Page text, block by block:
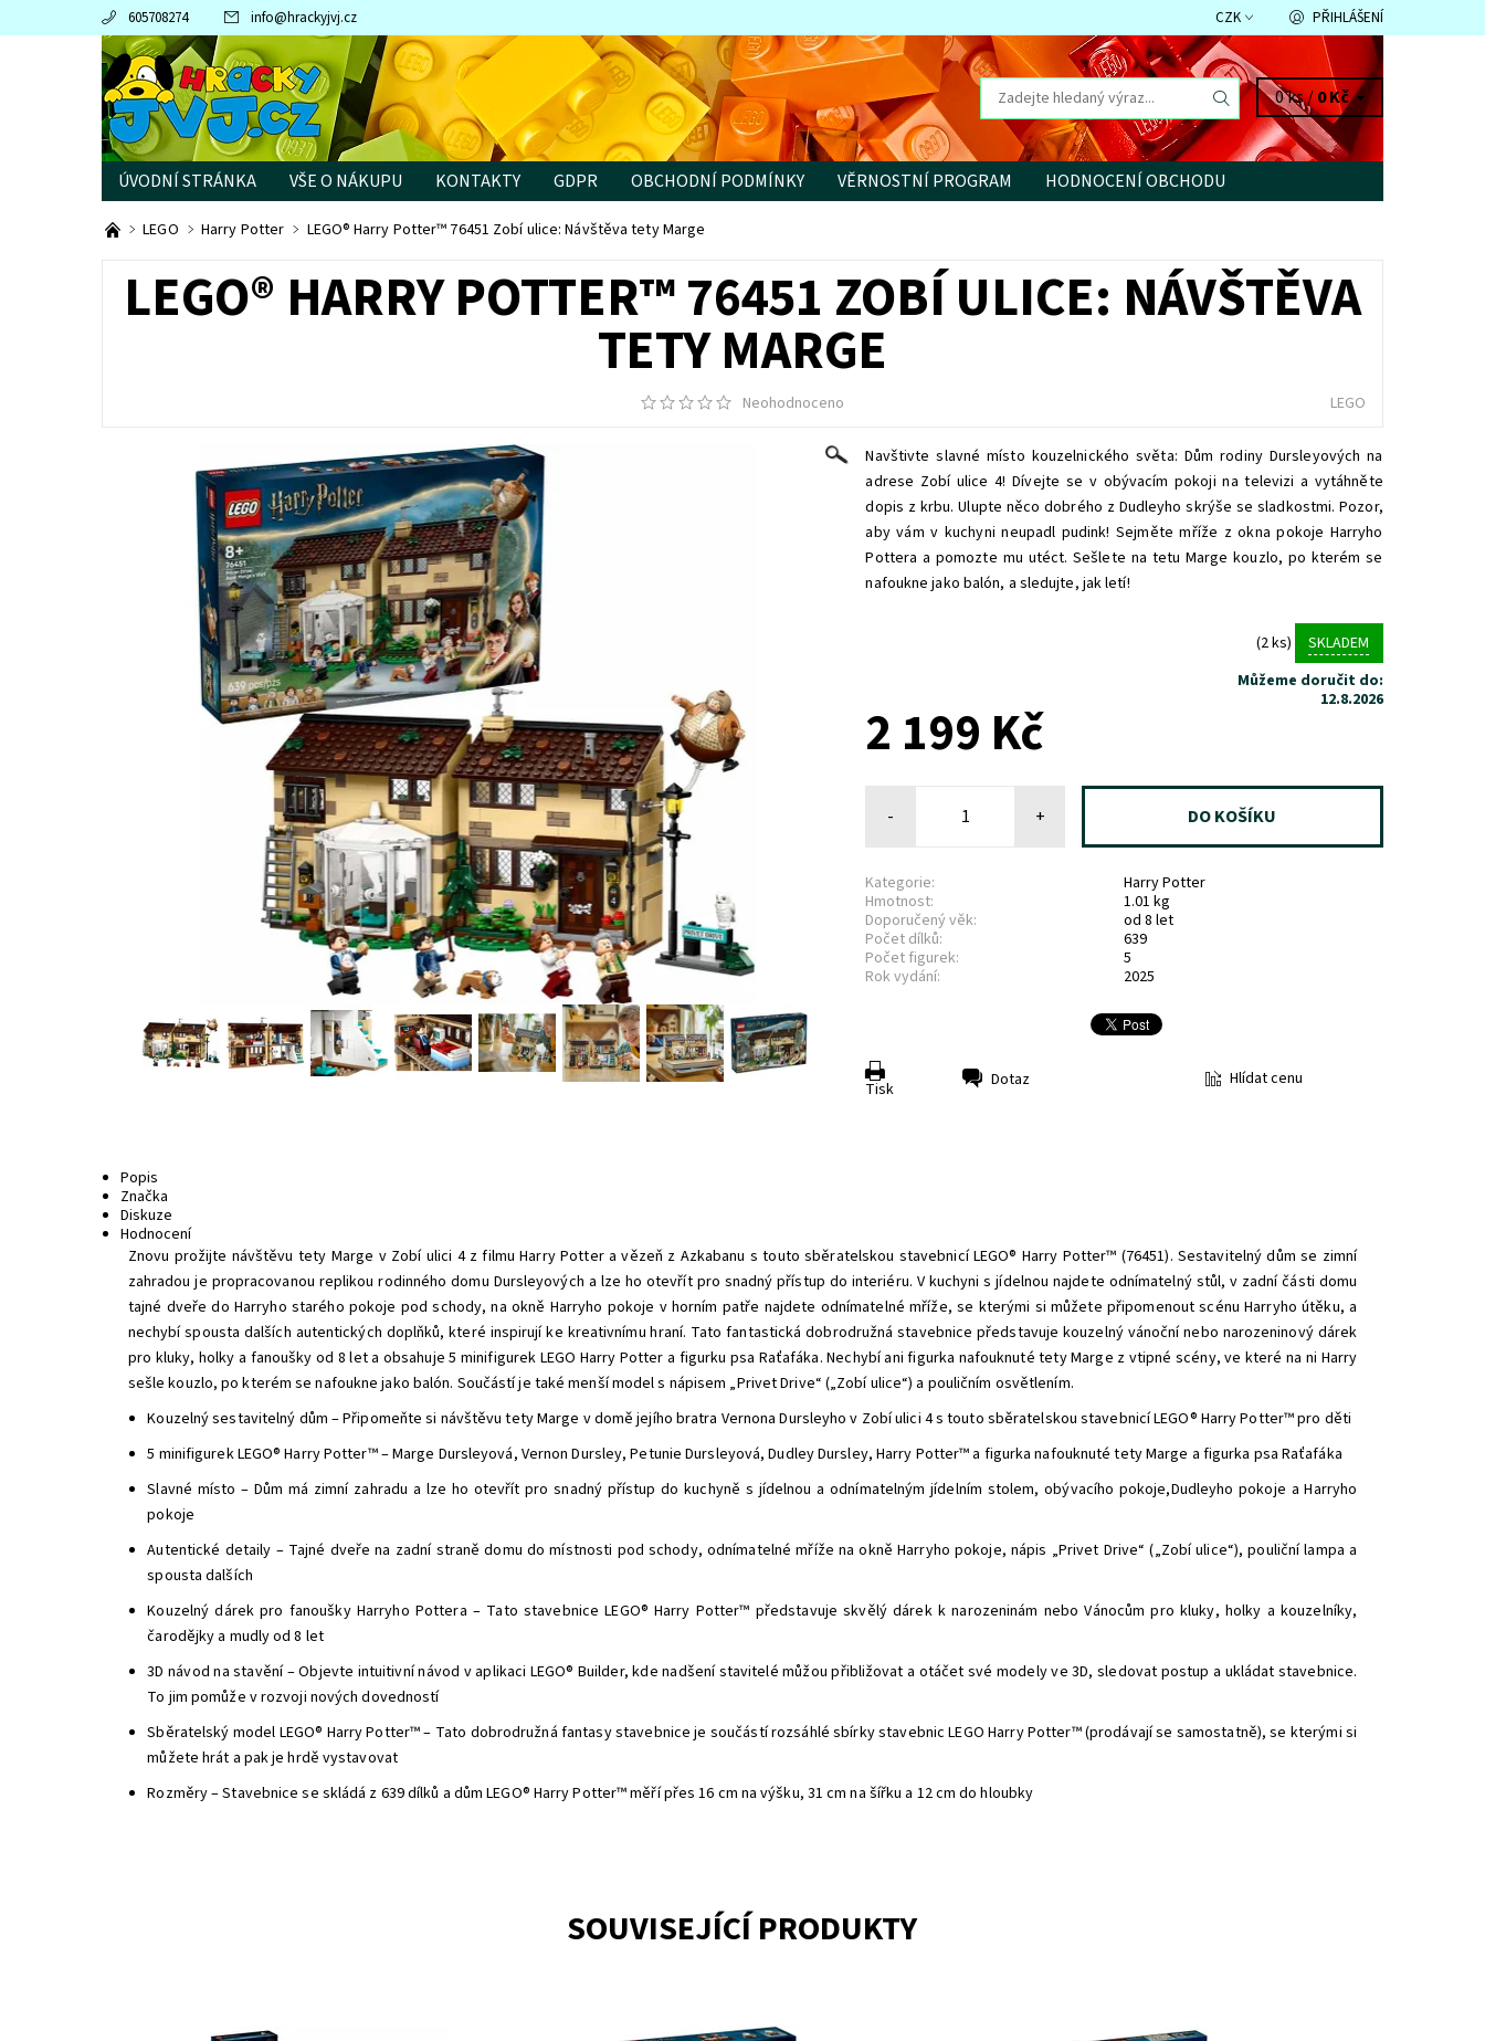
605708274 info@hrackyjvj.cz CZK PŘIHLÁŠENÍ
0 ks /0 Kč
ÚVODNÍ STRÁNKA VŠE O NÁKUPU KONTAKTY GDPR OBCHODNÍ PODMÍNKY VĚRNOSTNÍ PROGRAM
HODNOCENÍ OBCHODU
PRODÁVANÉ ZNAČKY
LEGO Harry Potter LEGO® Harry Potter™ 76451 Zobí ulice: Návštěva tety Marge
LEGO® HARRY POTTER™ 76451 ZOBÍ ULICE: NÁVŠTĚVA
TETY MARGE
Neohodnoceno LEGO
Navštivte slavné místo kouzelnického světa: Dům rodiny Dursleyových na
adrese Zobí ulice 4! Dívejte se v obývacím pokoji na televizi a vytáhněte
dopis z krbu. Ulupte něco dobrého z Dudleyho skrýše se sladkostmi. Pozor,
aby vám v kuchyni neupadl pudink! Sejměte mříže z okna pokoje Harryho
Pottera a pomozte mu utéct. Sešlete na tetu Marge kouzlo, po kterém se
nafoukne jako balón, a sledujte, jak letí!
(2 ks)
SKLADEM
Můžeme doručit do:
12.8.2026
2 199 Kč
- +
Kategorie:
Harry Potter
Hmotnost:
1.01 kg
Doporučený věk:
od 8 let
Počet dílků:
639
Počet figurek:
5
Rok vydání:
2025
Tisk Dotaz Hlídat cenu
Popis
Značka
Diskuze
Hodnocení
Znovu prožijte návštěvu tety Marge v Zobí ulici 4 z filmu Harry Potter a vězeň z Azkabanu s touto sběratelskou stavebnicí LEGO® Harry Potter™ (76451). Sestavitelný dům se zimní
zahradou je propracovanou replikou rodinného domu Dursleyových a lze ho otevřít pro snadný přístup do interiéru. V kuchyni s jídelnou najdete odnímatelný stůl, v zadní části domu
tajné dveře do Harryho starého pokoje pod schody, na okně Harryho pokoje v horním patře najdete odnímatelné mříže, se kterými si můžete připomenout scénu Harryho útěku, a
nechybí spousta dalších autentických doplňků, které inspirují ke kreativnímu hraní. Tato fantastická dobrodružná stavebnice představuje kouzelný vánoční nebo narozeninový dárek
pro kluky, holky a fanoušky od 8 let a obsahuje 5 minifigurek LEGO Harry Potter a figurku psa Raťafáka. Nechybí ani figurka nafouknuté tety Marge z vtipné scény, ve které na ni Harry
sešle kouzlo, po kterém se nafoukne jako balón. Součástí je také menší model s nápisem „Privet Drive“ („Zobí ulice“) a pouličním osvětlením.
Kouzelný sestavitelný dům – Připomeňte si návštěvu tety Marge v domě jejího bratra Vernona Dursleyho v Zobí ulici 4 s touto sběratelskou stavebnicí LEGO® Harry Potter™ pro děti
5 minifigurek LEGO® Harry Potter™ – Marge Dursleyová, Vernon Dursley, Petunie Dursleyová, Dudley Dursley, Harry Potter™ a figurka nafouknuté tety Marge a figurka psa Raťafáka
Slavné místo – Dům má zimní zahradu a lze ho otevřít pro snadný přístup do kuchyně s jídelnou a odnímatelným jídelním stolem, obývacího pokoje,Dudleyho pokoje a Harryho
pokoje
Autentické detaily – Tajné dveře na zadní straně domu do místnosti pod schody, odnímatelné mříže na okně Harryho pokoje, nápis „Privet Drive“ („Zobí ulice“), pouliční lampa a
spousta dalších
Kouzelný dárek pro fanoušky Harryho Pottera – Tato stavebnice LEGO® Harry Potter™ představuje skvělý dárek k narozeninám nebo Vánocům pro kluky, holky a kouzelníky,
čarodějky a mudly od 8 let
3D návod na stavění – Objevte intuitivní návod v aplikaci LEGO® Builder, kde nadšení stavitelé můžou přibližovat a otáčet své modely ve 3D, sledovat postup a ukládat stavebnice.
To jim pomůže v rozvoji nových dovedností
Sběratelský model LEGO® Harry Potter™ – Tato dobrodružná fantasy stavebnice je součástí rozsáhlé sbírky stavebnic LEGO Harry Potter™ (prodávají se samostatně), se kterými si
můžete hrát a pak je hrdě vystavovat
Rozměry – Stavebnice se skládá z 639 dílků a dům LEGO® Harry Potter™ měří přes 16 cm na výšku, 31 cm na šířku a 12 cm do hloubky
SOUVISEJÍCÍ PRODUKTY